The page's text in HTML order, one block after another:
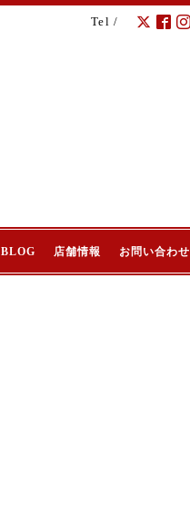
Tel /
BLOG 店舗情報 お問い合わせ